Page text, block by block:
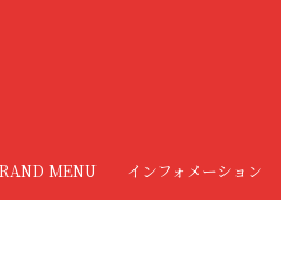
MENU インフォメーション